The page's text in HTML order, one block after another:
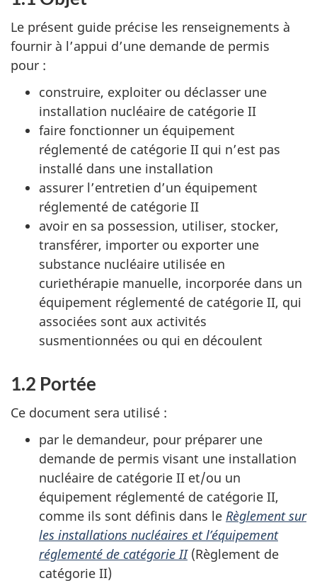
Le présent guide précise les renseignements à
fournir à l’appui d’une demande de permis
pour :
construire, exploiter ou déclasser une
installation nucléaire de catégorie II
faire fonctionner un équipement
réglementé de catégorie II qui n’est pas
installé dans une installation
assurer l’entretien d’un équipement
réglementé de catégorie II
avoir en sa possession, utiliser, stocker,
transférer, importer ou exporter une
substance nucléaire utilisée en
curiethérapie manuelle, incorporée dans un
équipement réglementé de catégorie II, qui
associées sont aux activités
susmentionnées ou qui en découlent
1.2 Portée
Ce document sera utilisé :
par le demandeur, pour préparer une
demande de permis visant une installation
nucléaire de catégorie II et/ou un
équipement réglementé de catégorie II,
comme ils sont définis dans le Règlement sur
les installations nucléaires et l’équipement
réglementé de catégorie II(Règlement de
catégorie II)